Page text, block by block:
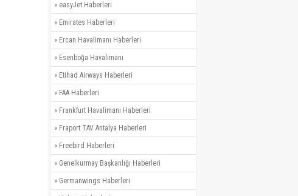
» easyJet Haberleri
» Emirates Haberleri
» Ercan Havalimanı Haberleri
» Esenboğa Havalimanı
» Etihad Airways Haberleri
» FAA Haberleri
» Frankfurt Havalimanı Haberleri
» Fraport TAV Antalya Haberleri
» Freebird Haberleri
» Genelkurmay Başkanlığı Haberleri
» Germanwings Haberleri